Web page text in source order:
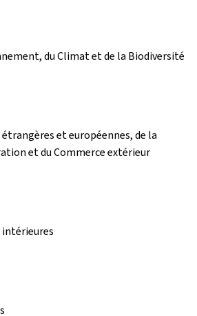
du Climat et de la Biodiversité
et européennes, de la
et du Commerce extérieur
intérieures